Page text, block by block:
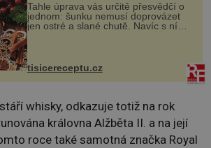
Tahle úprava vás určitě přesvědčí o
jednom: šunku nemusí doprovázet
jen ostré a slané chutě. Navíc s ní
nakrmíte poměrně hodně hladových
krků. Ingredience sádlo 3 kg šunky
vcelku 3 stroužky česneku hl...
tisicereceptu.cz
whisky, odkazuje totiž na rok
královna Alžběta II. a na její
roce také samotná značka Royal